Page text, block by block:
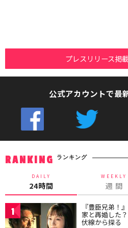
プレスリリース掲
公式アカウントで最
RANKING ランキング
DAILY
24時間
WEEKLY
週 間
1 『豊臣兄弟！
家と再婚した
伏線から探る